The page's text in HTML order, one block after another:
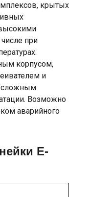
крытых
при
корпусом,
и
сложным
Возможно
аварийного
E-